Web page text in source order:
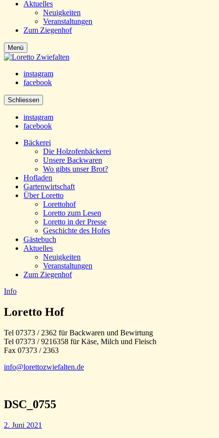
Aktuelles
Neuigkeiten
Veranstaltungen
Zum Ziegenhof
Menü
instagram
facebook
Schliessen
instagram
facebook
Bäckerei
Die Holzofenbäckerei
Unsere Backwaren
Wo gibts unser Brot?
Hofladen
Gartenwirtschaft
Über Loretto
Lorettohof
Loretto zum Lesen
Loretto in der Presse
Geschichte des Hofes
Gästebuch
Aktuelles
Neuigkeiten
Veranstaltungen
Zum Ziegenhof
Info
Loretto Hof
Tel 07373 / 2362 für Backwaren und Bewirtung
Tel 07373 / 9216358 für Käse, Milch und Fleisch
Fax 07373 / 2363
info@lorettozwiefalten.de
DSC_0755
2. Juni 2021